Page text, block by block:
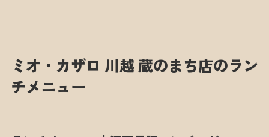
ミオ・カザロ 川越 蔵のまち店のラン
チメニュー